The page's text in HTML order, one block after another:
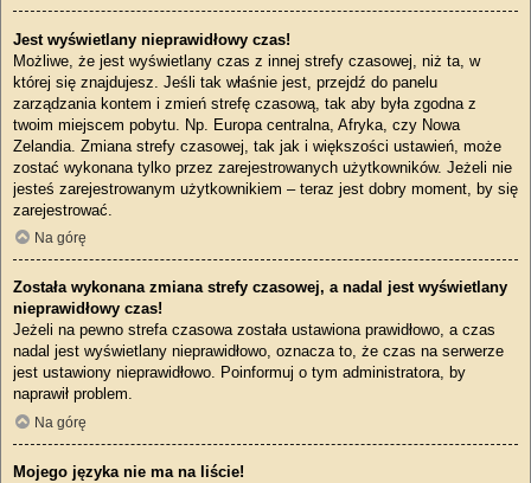
Jest wyświetlany nieprawidłowy czas!
Możliwe, że jest wyświetlany czas z innej strefy czasowej, niż ta, w
której się znajdujesz. Jeśli tak właśnie jest, przejdź do panelu
zarządzania kontem i zmień strefę czasową, tak aby była zgodna z
twoim miejscem pobytu. Np. Europa centralna, Afryka, czy Nowa
Zelandia. Zmiana strefy czasowej, tak jak i większości ustawień, może
zostać wykonana tylko przez zarejestrowanych użytkowników. Jeżeli nie
jesteś zarejestrowanym użytkownikiem – teraz jest dobry moment, by się
zarejestrować.
Na górę
Została wykonana zmiana strefy czasowej, a nadal jest wyświetlany
nieprawidłowy czas!
Jeżeli na pewno strefa czasowa została ustawiona prawidłowo, a czas
nadal jest wyświetlany nieprawidłowo, oznacza to, że czas na serwerze
jest ustawiony nieprawidłowo. Poinformuj o tym administratora, by
naprawił problem.
Na górę
Mojego języka nie ma na liście!